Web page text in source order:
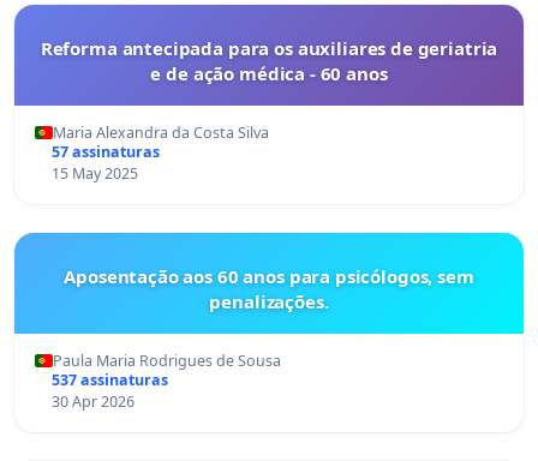
Reforma antecipada para os auxiliares de geriatria
e de ação médica - 60 anos
Maria Alexandra da Costa Silva
57 assinaturas
15 May 2025
Aposentação aos 60 anos para psicólogos, sem
penalizações.
Paula Maria Rodrigues de Sousa
537 assinaturas
30 Apr 2026